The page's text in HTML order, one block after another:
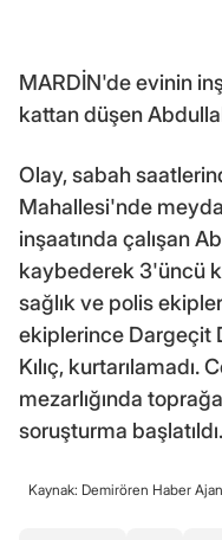
MARDİN'de evinin
kattan düşen
Olay, sabah
Mahallesi'nde
inşaatında çalışan
kaybederek 3'üncü
sağlık ve polis
ekiplerince Dargeçit
Kılıç, kurtarılamadı.
mezarlığında
soruşturma başlatıldı.
Kaynak: Demirören Haber